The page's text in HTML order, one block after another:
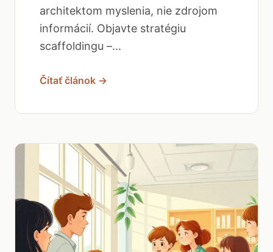
architektom myslenia, nie zdrojom
informácií. Objavte stratégiu
scaffoldingu –...
Čítať článok →